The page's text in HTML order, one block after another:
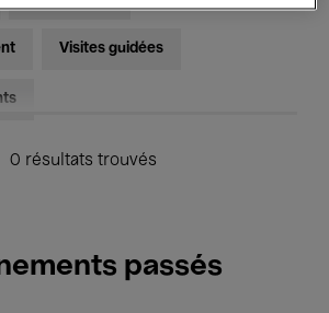
Visites guidées
0 résultats trouvés
passés